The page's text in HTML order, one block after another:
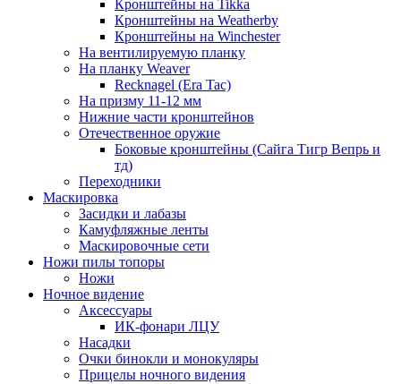
Кронштейны на Tikka
Кронштейны на Weatherby
Кронштейны на Winchester
На вентилируемую планку
На планку Weaver
Recknagel (Era Tac)
На призму 11-12 мм
Нижние части кронштейнов
Отечественное оружие
Боковые кронштейны (Сайга Тигр Вепрь и
тд)
Переходники
Маскировка
Засидки и лабазы
Камуфляжные ленты
Маскировочные сети
Ножи пилы топоры
Ножи
Ночное видение
Аксессуары
ИК-фонари ЛЦУ
Насадки
Очки бинокли и монокуляры
Прицелы ночного видения